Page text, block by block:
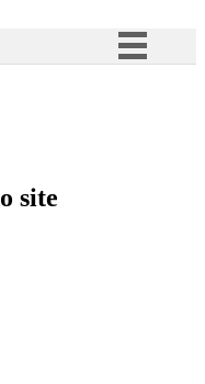
à informação
site